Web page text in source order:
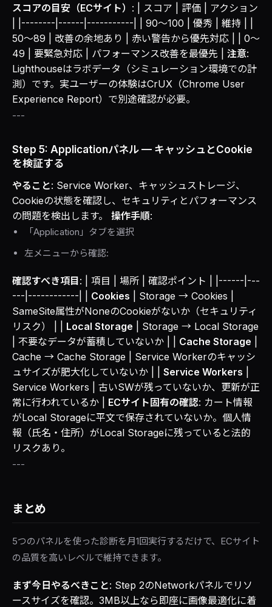
スコアの目安（ECサイト） : | スコア | 評価 | アクション
| |--------|------|-----------| | 90〜100 | 優秀 | 維持 | |
50〜89 | 改善の余地あり | 赤い警告から優先対応 | | 0〜
49 | 要緊急対応 | パフォーマンス改善を最優先 | 注意:
Lighthouseはラボデータ（シミュレーション環境での計
測）です。実ユーザーの体験はCrUX（Chrome User
Experience Report）で別途確認が必要。
---
Step 5: Applicationパネル — キャッシュとCookie
を検証する
やること: Service Worker、キャッシュストレージ、
Cookieの状態を確認し、セキュリティとパフォーマンス
の問題を検出します。 操作手順:
「Application」タブを選択
左メニューから確認:
確認すべき項目 : | 項目 | 場所 | 確認ポイント | |------|---
---|------------| | Cookies | Storage → Cookies |
SameSite属性がNoneのCookieがないか（セキュリティ
リスク） | | Local Storage | Storage → Local Storage
| 不要なデータが蓄積していないか | | Cache Storage
Cache → Cache Storage | Service Workerのキャッシ
ュサイズが肥大化していないか | | Service Workers
Service Workers | 古いSWが残っていないか、更新が正
常に行われているか | ECサイト固有の確認: カート情報
がLocal Storageに平文で保存されていないか。個人情
報（氏名・住所）がLocal Storageに残っていると法的
リスクあり。
---
まとめ
5つのパネルを使った診断を月1回実行するだけで、ECサイト
の品質を高いレベルで維持できます。
まず今日やるべきこと: Step 2のNetworkパネルでリソ
ースサイズを確認。3MB以上なら即座に画像最適化に着